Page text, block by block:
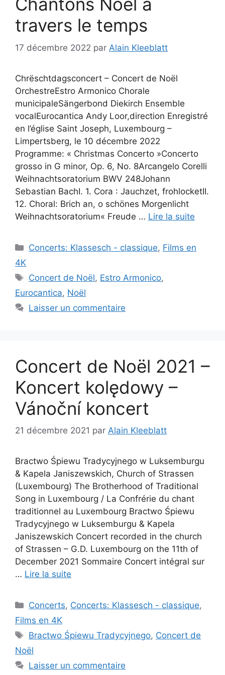
travers le temps
17 décembre 2022 par Alain Kleeblatt
Chrëschtdagsconcert – Concert de Noël
OrchestreEstro Armonico Chorale
municipaleSängerbond Diekirch Ensemble
vocalEurocantica Andy Loor,direction Enregistré
en l’église Saint Joseph, Luxembourg –
Limpertsberg, le 10 décembre 2022
Programme: « Christmas Concerto »Concerto
grosso in G minor, Op. 6, No. 8Arcangelo Corelli
Weihnachtsoratorium BWV 248Johann
Sebastian BachI. 1. Cora : Jauchzet, frohlocketII.
12. Choral: Brich an, o schönes Morgenlicht
Weihnachtsoratorium« Freude … Lire la suite
Catégories
Concerts: Klassesch - classique, Films en
4K
Étiquettes
Concert de Noël, Estro Armonico,
Eurocantica, Noël
Laisser un commentaire
Concert de Noël 2021 –
Koncert kolędowy –
Vánoční koncert
21 décembre 2021 par Alain Kleeblatt
Bractwo Śpiewu Tradycyjnego w Luksemburgu
& Kapela Janiszewskich, Church of Strassen
(Luxembourg) The Brotherhood of Traditional
Song in Luxembourg / La Confrérie du chant
traditionnel au Luxembourg Bractwo Śpiewu
Tradycyjnego w Luksemburgu & Kapela
Janiszewskich Concert recorded in the church
of Strassen – G.D. Luxembourg on the 11th of
December 2021 Sommaire Concert intégral sur
… Lire la suite
Catégories
Concerts, Concerts: Klassesch - classique,
Films en 4K
Étiquettes
Bractwo Śpiewu Tradycyjnego, Concert de
Noël
Laisser un commentaire